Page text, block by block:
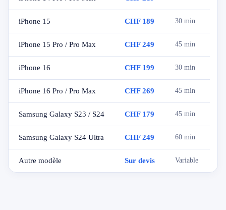
iPhone 15 CHF 189 30 min
iPhone 15 Pro / Pro Max CHF 249 45 min
iPhone 16 CHF 199 30 min
iPhone 16 Pro / Pro Max CHF 269 45 min
Samsung Galaxy S23 / S24 CHF 179 45 min
Samsung Galaxy S24 Ultra CHF 249 60 min
Autre modèle Sur devis Variable